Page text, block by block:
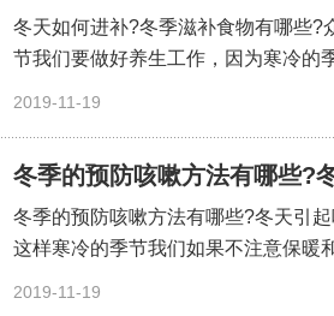
冬天如何进补?冬季滋补食物有哪些?
节我们要做好养生工作，因为寒冷的
2019-11-19
冬季的预防咳嗽方法有哪些?
冬季的预防咳嗽方法有哪些?冬天引
这样寒冷的季节我们如果不注意保暖
2019-11-19